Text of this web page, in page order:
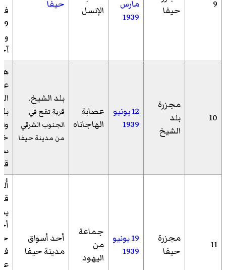
9
حيفا
مارس
1939
الإنسل
حيفا
10
مجزرة
بلد
الشيخ
12 يونيو
1939
عصابة
الهاجاناه
بلد الشيخ.
قرية تقع في
الجنوب الشرقي
من مدينة حيفا
11
مجزرة
حيفا
19 يونيو
1939
جماعة
من
اليهود
أحد أسواق
مدينة حيفا